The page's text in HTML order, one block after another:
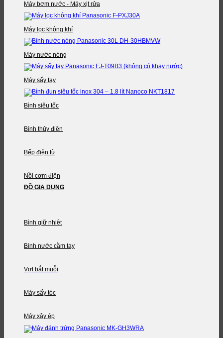
Máy bơm nước - Máy xịt rửa
Máy lọc không khí
Máy nước nóng
Máy sấy tay
Bình siêu tốc
Bình thủy điện
Bếp điện từ
Nồi cơm điện
ĐỒ GIA DỤNG
Bình giữ nhiệt
Bình nước cầm tay
Vợt bắt muỗi
Máy sấy tóc
Máy xây ép